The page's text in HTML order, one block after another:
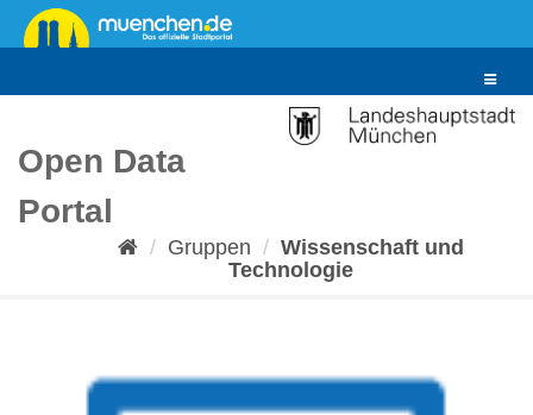
Überspringen
zum
Toggle
Open Data
Portal
Gruppen
Wissenschaft und
Technologie